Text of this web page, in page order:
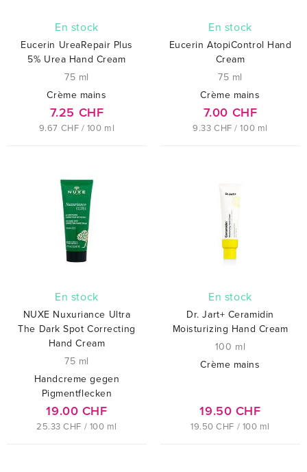
En stock
Eucerin UreaRepair Plus
5% Urea Hand Cream
75 ml
Crème mains
7.25 CHF
9.67 CHF / 100 ml
En stock
Eucerin AtopiControl Hand
Cream
75 ml
Crème mains
7.00 CHF
9.33 CHF / 100 ml
En stock
NUXE Nuxuriance Ultra
The Dark Spot Correcting
Hand Cream
75 ml
Handcreme gegen
Pigmentflecken
19.00 CHF
25.33 CHF / 100 ml
En stock
Dr. Jart+ Ceramidin
Moisturizing Hand Cream
100 ml
Crème mains
19.50 CHF
19.50 CHF / 100 ml